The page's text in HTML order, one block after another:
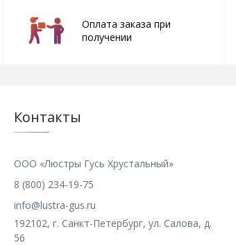
Оплата заказа при
получении
Контакты
ООО «Люстры Гусь Хрустальный»
8 (800) 234-19-75
info@lustra-gus.ru
192102, г. Санкт-Петербург, ул. Салова, д.
56